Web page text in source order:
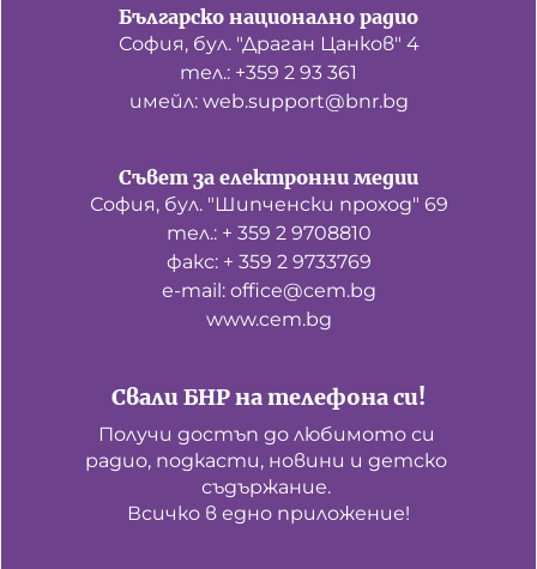
Българско национално радио
София, бул. "Драган Цанков" 4
тел.: +359 2 93 361
имейл: web.support@bnr.bg
Свали БНР на телефона си!
Получи достъп до любимото си
радио, подкасти, новини и детско
съдържание.
Всичко в едно приложение!
Съвет за електронни медии
София, бул. "Шипченски проход" 69
тел.: + 359 2 9708810
факс: + 359 2 9733769
е-mail: office@cem.bg
www.cem.bg